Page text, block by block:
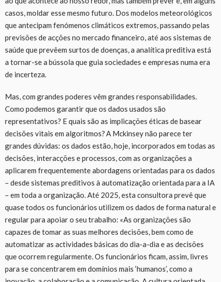
casos, moldar esse mesmo futuro. Dos modelos meteorológicos
que antecipam fenómenos climáticos extremos, passando pelas
previsões de acções no mercado financeiro, até aos sistemas de
saúde que prevêem surtos de doenças, a analítica preditiva está
a tornar-se a bússola que guia sociedades e empresas numa era
de incerteza.
Mas, com grandes poderes vêm grandes responsabilidades.
Como podemos garantir que os dados usados são
representativos? E quais são as implicações éticas de basear
decisões vitais em algoritmos? A Mckinsey não parece ter
grandes dúvidas: os dados estão, hoje, incorporados em todas as
decisões, interacções e processos, com as organizações a
aplicarem frequentemente abordagens orientadas para os dados
– desde sistemas preditivos à automatização orientada para a IA
– em toda a organização. Até 2025, esta consultora prevê que
quase todos os funcionários utilizem os dados de forma natural e
regular para apoiar o seu trabalho: «As organizações são
capazes de tomar as suas melhores decisões, bem como de
automatizar as actividades básicas do dia-a-dia e as decisões
que ocorrem regularmente. Os funcionários ficam, assim, livres
para se concentrarem em domínios mais ‘humanos’, como a